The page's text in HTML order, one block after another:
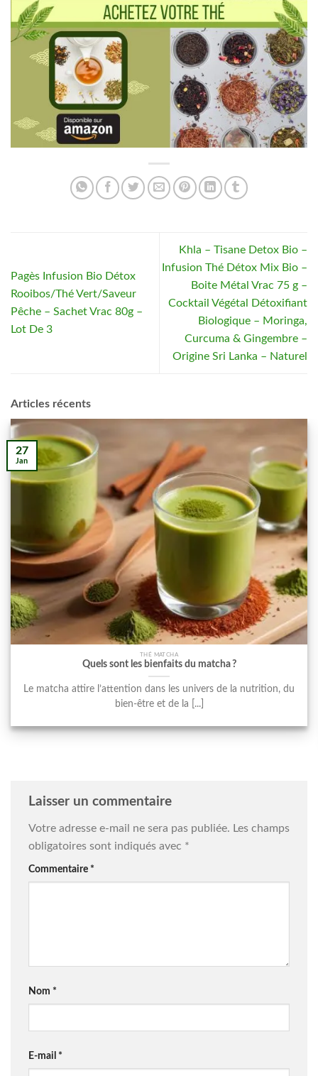
Pagès Infusion Bio Détox
Rooibos/Thé Vert/Saveur
Pêche – Sachet Vrac 80g –
Lot De 3
Khla – Tisane Detox Bio –
Infusion Thé Détox Mix Bio –
Boite Métal Vrac 75 g –
Cocktail Végétal Détoxifiant
Biologique – Moringa,
Curcuma & Gingembre –
Origine Sri Lanka – Naturel
Articles récents
THÉ MATCHA
Quels sont les bienfaits du matcha ?
Le matcha attire l’attention dans les univers de la nutrition, du
bien-être et de la [...]
27
Jan
Laisser un commentaire
Votre adresse e-mail ne sera pas publiée. Les champs
obligatoires sont indiqués avec *
Commentaire *
Nom *
E-mail *